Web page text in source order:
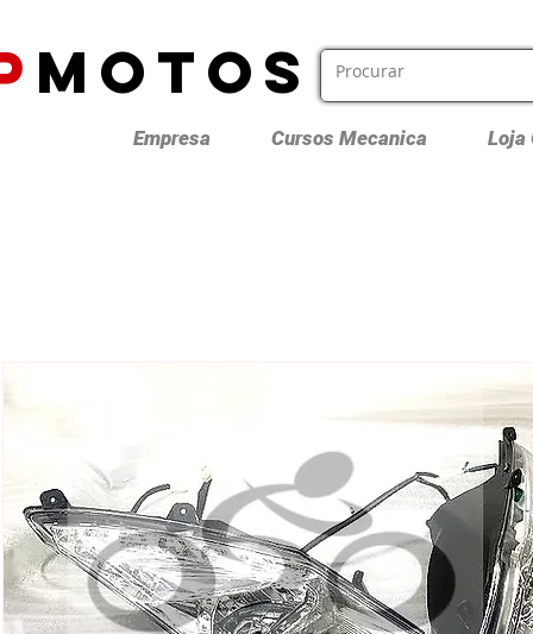
MOTOS
Empresa Cursos Mecanica Loja